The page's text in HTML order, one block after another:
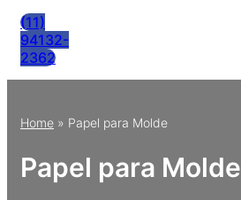
(11)
94132-
2362
Home » Papel para Molde
Papel para Molde